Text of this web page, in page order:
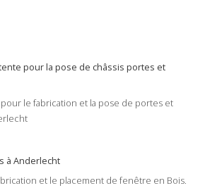
pour la pose de châssis portes et
pour le fabrication et la pose de portes et
à Anderlecht
et le placement de fenêtre en Bois.